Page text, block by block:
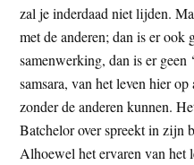
zal je inderdaad niet lijden.
met de anderen; dan is er ook
samenwerking, dan is er geen
samsara, van het leven hier
zonder de anderen kunnen.
Batchelor over spreekt in zijn
Alhoewel het ervaren van het